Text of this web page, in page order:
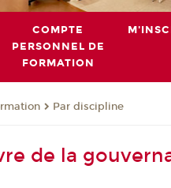
COMPTE
PERSONNEL DE
FORMATION
Par discipline
de la